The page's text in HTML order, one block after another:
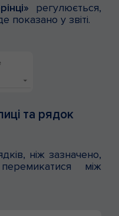
регулюється,
показано у звіті.
та рядок
ніж зазначено,
між